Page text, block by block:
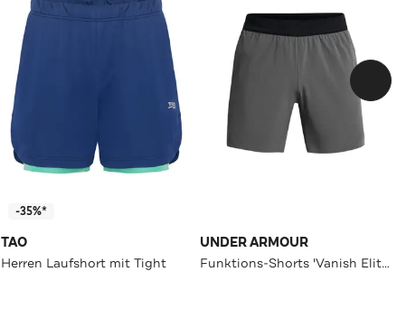
-35%*
TAO
Herren Laufshort mit Tight
UNDER ARMOUR
Funktions-Shorts 'Vanish Elite' grau